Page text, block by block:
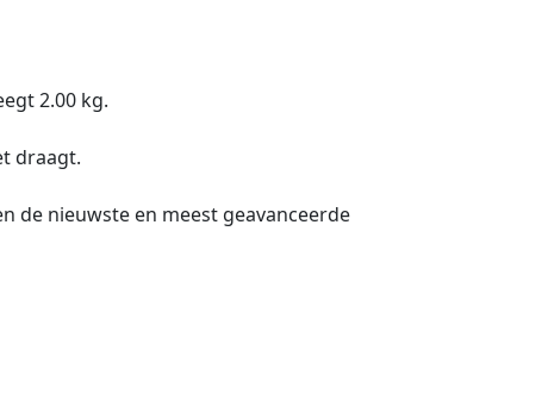
2.00 kg.
draagt.
de nieuwste en meest geavanceerde